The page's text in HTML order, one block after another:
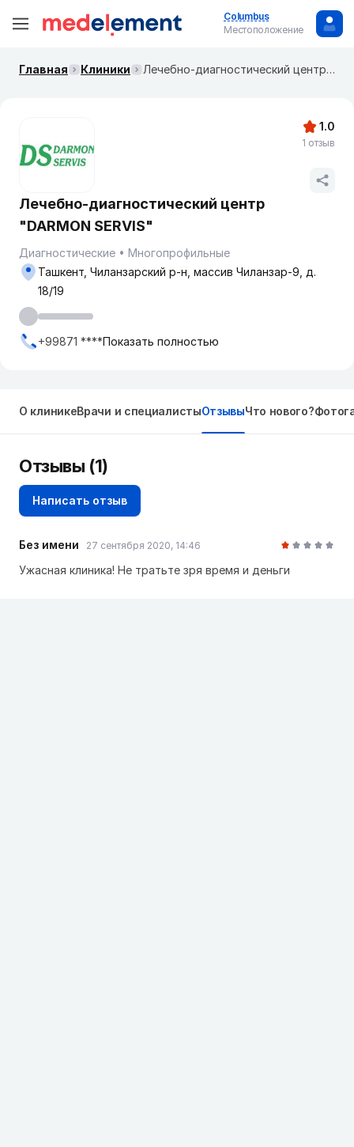
Columbus
Местоположение
Главная Клиники Лечебно-диагностический центр "DARMON SERVIS"
Лечебно-диагностический центр
"DARMON SERVIS"
Диагностические
Многопрофильные
Ташкент, Чиланзарский р-н, массив Чиланзар-9, д.
18/19
+99871 ****Показать полностью
1.0
1 отзыв
О клиникеВрачи и специалистыОтзывыЧто нового?
Отзывы (1)
Написать отзыв
Без имени 27 сентября 2020, 14:46
Ужасная клиника! Не тратьте зря время и деньги